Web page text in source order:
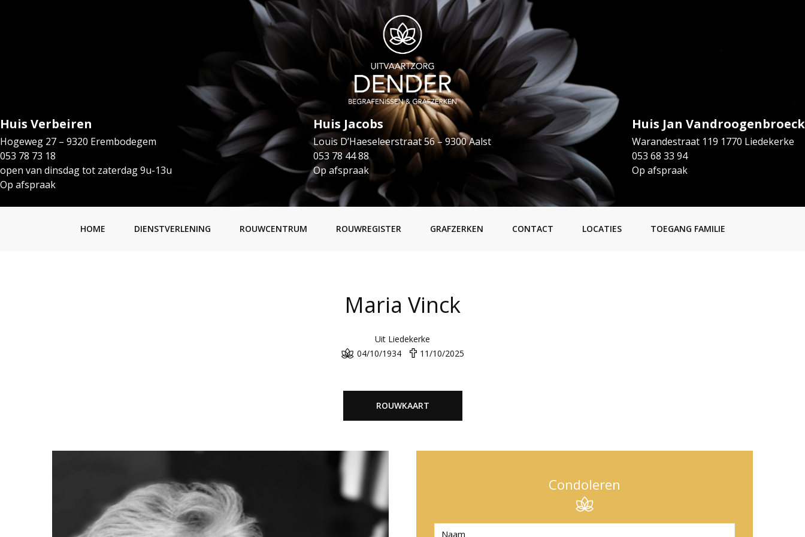
Huis Verbeiren
Hogeweg 27 – 9320 Erembodegem
053 78 73 18
open van dinsdag tot zaterdag 9u-13u
Op afspraak
Huis Jacobs
Louis D’Haeseleerstraat 56 – 9300 Aalst
053 78 44 88
Op afspraak
Huis Jan Vandroogenbroeck
Warandestraat 119 1770 Liedekerke
053 68 33 94
Op afspraak
HOME DIENSTVERLENING ROUWCENTRUM ROUWREGISTER GRAFZERKEN CONTACT LOCATIES TOEGANG FAMILIE
Maria Vinck
Uit Liedekerke
04/10/1934
11/10/2025
ROUWKAART
Condoleren